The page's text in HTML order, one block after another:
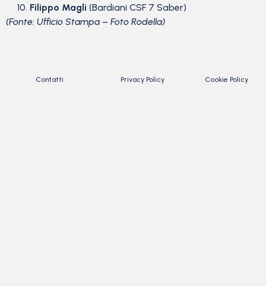
Filippo Magli (Bardiani CSF 7 Saber)
(Fonte: Ufficio Stampa – Foto Rodella)
Contatti Privacy Policy Cookie Policy